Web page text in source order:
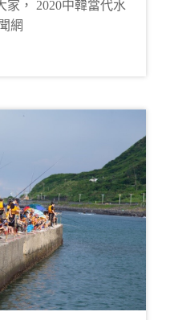
家， 2020中韓當代水
網